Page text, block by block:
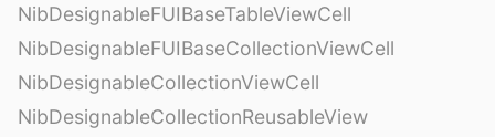
NibDesignableFUIBaseTableViewCell
NibDesignableFUIBaseCollectionViewCell
NibDesignableCollectionViewCell
NibDesignableCollectionReusableView